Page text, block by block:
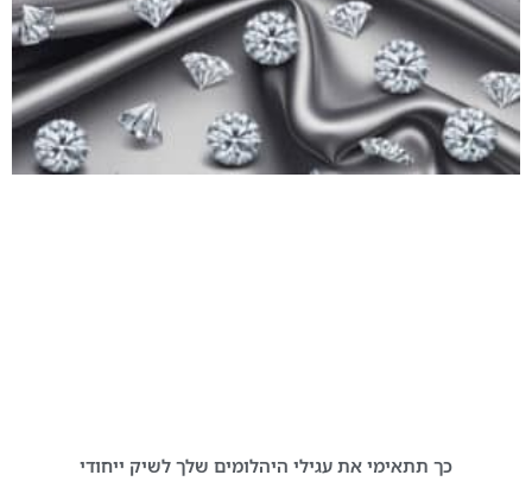
כך תתאימי את עגילי היהלומים שלך לשיק ייחודי